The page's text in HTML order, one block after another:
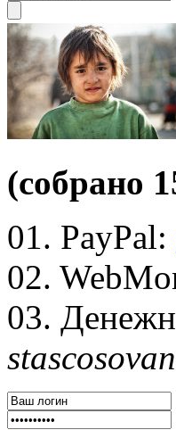
(собрано
01. PayPal:
02.
03.